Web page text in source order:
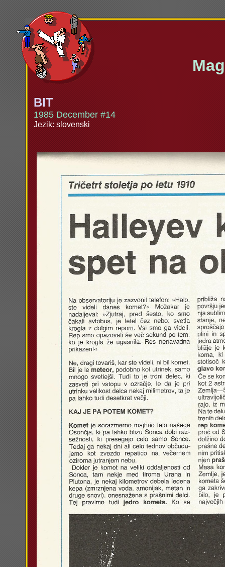
BIT
1985 December #14
Jezik: slovenski